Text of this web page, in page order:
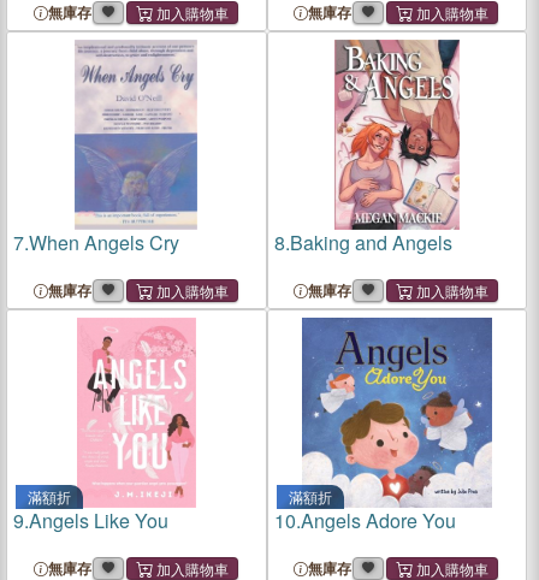
無庫存 無庫存
7.When Angels Cry
無庫存
8.Baking and Angels
無庫存
滿額折
9.Angels Like You
無庫存
滿額折
10.Angels Adore You
無庫存